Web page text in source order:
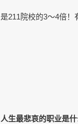
是211院校的3～4倍
人生最悲哀的职业是什